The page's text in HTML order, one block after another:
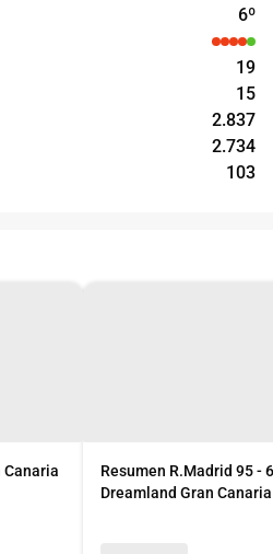
6º
19
15
2.837
2.734
103
Canaria
Resumen R.Madrid 95 -
Dreamland Gran